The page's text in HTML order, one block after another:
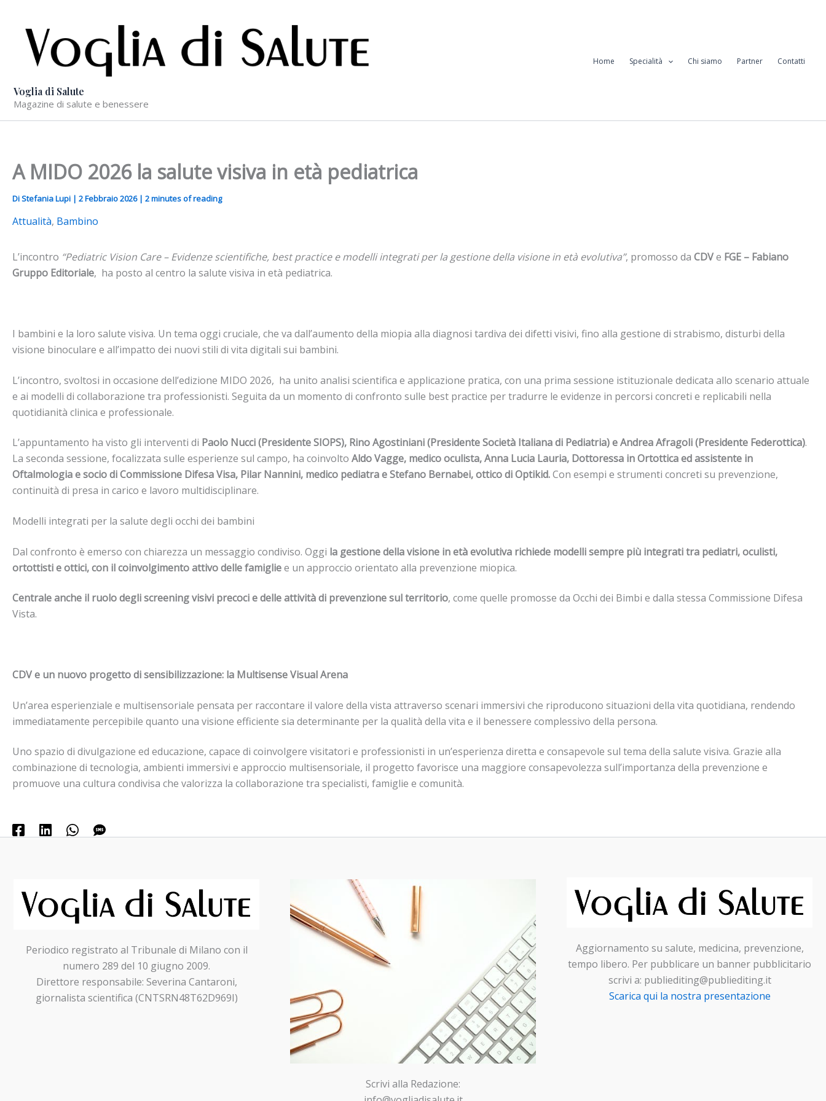
contenuto
Voglia di Salute
Magazine di salute e benessere
Home Specialità Chi siamo Partner Contatti
A MIDO 2026 la salute visiva in età pediatrica
DiStefania Lupi | 2 Febbraio 2026 | 2 minutes of reading
Attualità, Bambino
L’incontro “Pediatric Vision Care – Evidenze scientifiche, best practice e modelli integrati per la gestione della visione in età evolutiva”, promosso da CDVe FGE – Fabiano
Gruppo Editoriale, ha posto al centro la salute visiva in età pediatrica.
I bambini e la loro salute visiva. Un tema oggi cruciale, che va dall’aumento della miopia alla diagnosi tardiva dei difetti visivi, fino alla gestione di strabismo, disturbi della
visione binoculare e all’impatto dei nuovi stili di vita digitali sui bambini.
L’incontro, svoltosi in occasione dell’edizione MIDO 2026, ha unito analisi scientifica e applicazione pratica, con una prima sessione istituzionale dedicata allo scenario attuale
e ai modelli di collaborazione tra professionisti. Seguita da un momento di confronto sulle best practice per tradurre le evidenze in percorsi concreti e replicabili nella
quotidianità clinica e professionale.
L’appuntamento ha visto gli interventi di Paolo Nucci (Presidente SIOPS), Rino Agostiniani (Presidente Società Italiana di Pediatria) e Andrea Afragoli (Presidente Federottica).
La seconda sessione, focalizzata sulle esperienze sul campo, ha coinvolto Aldo Vagge, medico oculista, Anna Lucia Lauria, Dottoressa in Ortottica ed assistente in
Oftalmologia e socio di Commissione Difesa Visa, Pilar Nannini, medico pediatra e Stefano Bernabei, ottico di Optikid.Con esempi e strumenti concreti su prevenzione,
continuità di presa in carico e lavoro multidisciplinare.
Modelli integrati per la salute degli occhi dei bambini
Dal confronto è emerso con chiarezza un messaggio condiviso. Oggi la gestione della visione in età evolutiva richiede modelli sempre più integrati tra pediatri, oculisti,
ortottisti e ottici, con il coinvolgimento attivo delle famigliee un approccio orientato alla prevenzione miopica.
Centrale anche il ruolo degli screening visivi precoci e delle attività di prevenzione sul territorio, come quelle promosse da Occhi dei Bimbi e dalla stessa Commissione Difesa
Vista.
CDV e un nuovo progetto di sensibilizzazione: la Multisense Visual Arena
Un’area esperienziale e multisensoriale pensata per raccontare il valore della vista attraverso scenari immersivi che riproducono situazioni della vita quotidiana, rendendo
immediatamente percepibile quanto una visione efficiente sia determinante per la qualità della vita e il benessere complessivo della persona.
Uno spazio di divulgazione ed educazione, capace di coinvolgere visitatori e professionisti in un’esperienza diretta e consapevole sul tema della salute visiva. Grazie alla
combinazione di tecnologia, ambienti immersivi e approccio multisensoriale, il progetto favorisce una maggiore consapevolezza sull’importanza della prevenzione e
promuove una cultura condivisa che valorizza la collaborazione tra specialisti, famiglie e comunità.
Periodico registrato al Tribunale di Milano con il
numero 289 del 10 giugno 2009.
Direttore responsabile: Severina Cantaroni,
giornalista scientifica (CNTSRN48T62D969I)
Scrivi alla Redazione:
Aggiornamento su salute, medicina, prevenzione,
tempo libero. Per pubblicare un banner pubblicitario
scrivi a: publiediting@publiediting.it
Scarica qui la nostra presentazione